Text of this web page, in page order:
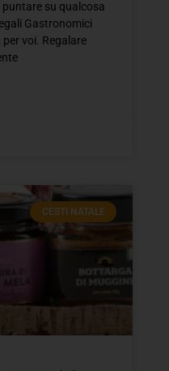
su qualcosa
Gastronomici
voi. Regalare
CESTI NATALE